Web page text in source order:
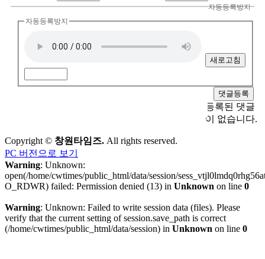
자동등록방지
자동등록방지
새로고침
등록된 댓글
이 없습니다.
Copyright © 창원타임즈. All rights reserved.
PC 버전으로 보기
Warning: Unknown:
open(/home/cwtimes/public_html/data/session/
O_RDWR) failed: Permission denied (13) in Unknown on line 0
Warning: Unknown: Failed to write session data (files). Please
verify that the current setting of session.save_path is correct
(/home/cwtimes/public_html/data/session) in Unknown on line 0